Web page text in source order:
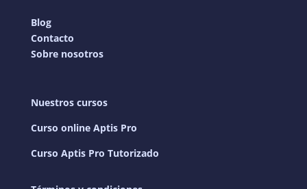
Blog
Contacto
Sobre nosotros
Nuestros cursos
Curso online Aptis Pro
Curso Aptis Pro Tutorizado